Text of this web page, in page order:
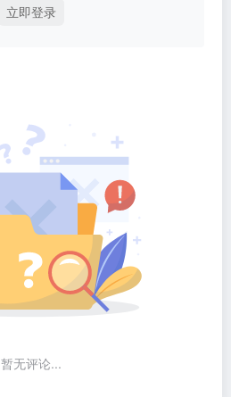
立即登录
暂无评论...